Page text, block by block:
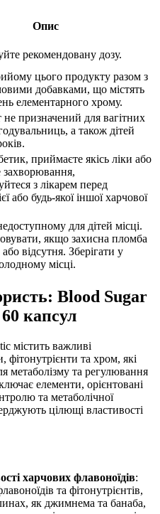
Опис
рекомендовану дозу.
цього продукту разом з
добавками, що містять
елементарного хрому.
призначений для вагітних
а також дітей
приймаєте якісь ліки або
захворювання,
з лікарем перед
або будь-якої іншої харчової
для дітей місці.
якщо захисна пломба
відсутня. Зберігати у
місці.
Blood Sugar
капсул
містить важливі
фітонутрієнти та хром, які
метаболізму та регулювання
елементи, орієнтовані
та метаболічної
цілющі властивості
харчових флавоноїдів:
та фітонутрієнтів,
як джимнема та банаба,